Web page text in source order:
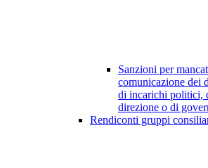
Sanzioni per
comunicazione dei
di incarichi politici,
direzione o di
Rendiconti gruppi